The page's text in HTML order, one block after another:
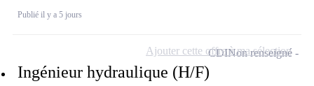
Publié il y a 5 jours
Ingénieur hydraulique (H/F)
CDINon renseigné
Ajouter cette offre à ma sélection